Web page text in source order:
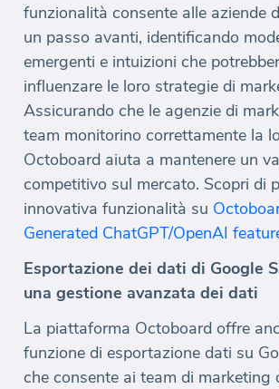
funzionalità consente alle aziende
un passo avanti, identificando
emergenti e intuizioni che
influenzare le loro strategie di
Assicurando che le agenzie di
team monitorino correttamente la
Octoboard aiuta a mantenere un
competitivo sul mercato. Scopri di
innovativa funzionalità su
Generated ChatGPT/OpenAI
Esportazione dei dati di Google
una gestione avanzata dei dati
La piattaforma Octoboard offre
funzione di esportazione dati su
che consente ai team di marketing